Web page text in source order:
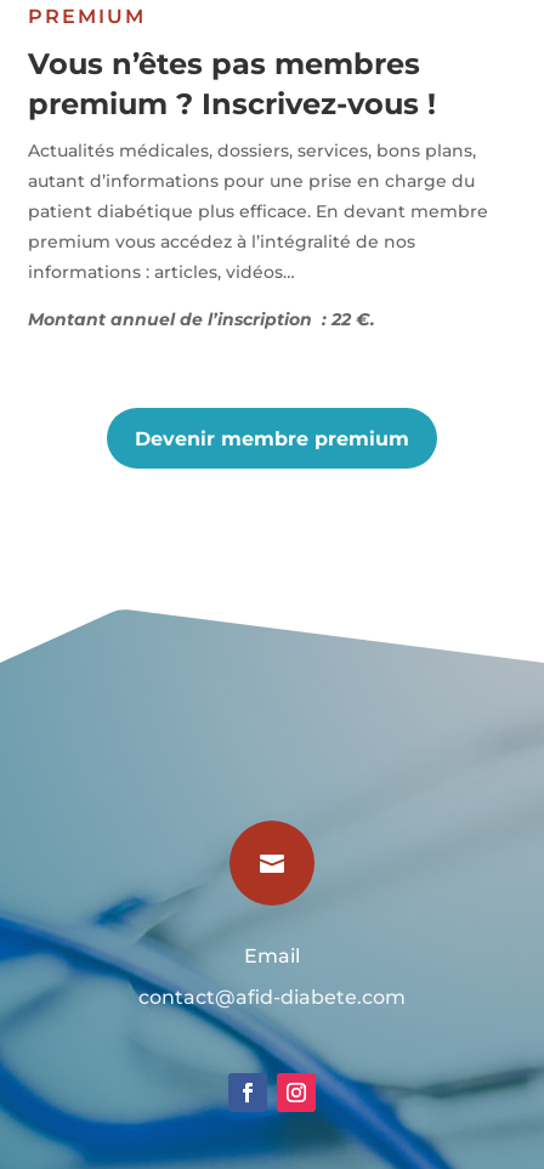
PREMIUM
Vous n’êtes pas membres
premium ? Inscrivez-vous !
Actualités médicales, dossiers, services, bons plans,
autant d’informations pour une prise en charge du
patient diabétique plus efficace. En devant membre
premium vous accédez à l’intégralité de nos
informations : articles, vidéos…
Montant annuel de l’inscription : 22 €.
Devenir membre premium

Email
contact@afid-diabete.com